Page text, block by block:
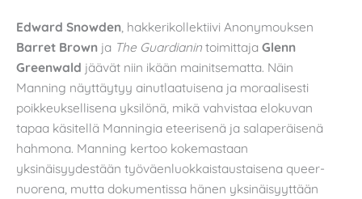
Edward Snowden , hakkerikollektiivi Anonymouksen
Barret Brown ja The Guardianin toimittaja Glenn
Greenwald jäävät niin ikään mainitsematta. Näin
Manning näyttäytyy ainutlaatuisena ja moraalisesti
poikkeuksellisena yksilönä, mikä vahvistaa elokuvan
tapaa käsitellä Manningia eteerisenä ja salaperäisenä
hahmona. Manning kertoo kokemastaan
yksinäisyydestään työväenluokkaistaustaisena queer-
nuorena, mutta dokumentissa hänen yksinäisyyttään